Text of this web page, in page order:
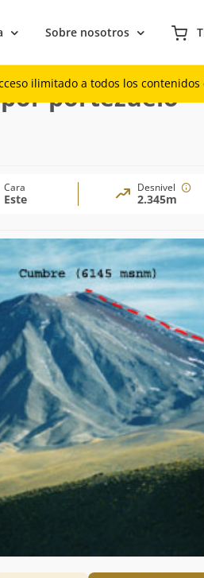
Sobre nosotros
ilimitado a todos los
portezuelo
Cara
Este
Desnivel
2.345m